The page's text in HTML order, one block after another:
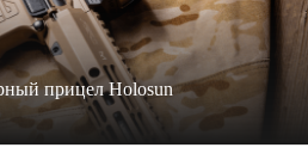
прицел Holosun